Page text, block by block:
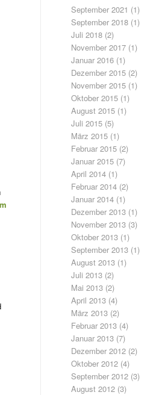
September 2021 (1)
September 2018 (1)
Juli 2018 (2)
November 2017 (1)
Januar 2016 (1)
Dezember 2015 (2)
November 2015 (1)
Oktober 2015 (1)
August 2015 (1)
Juli 2015 (5)
März 2015 (1)
Februar 2015 (2)
Januar 2015 (7)
April 2014 (1)
Februar 2014 (2)
Januar 2014 (1)
Dezember 2013 (1)
November 2013 (3)
Oktober 2013 (1)
September 2013 (1)
August 2013 (1)
Juli 2013 (2)
Mai 2013 (2)
April 2013 (4)
März 2013 (2)
Februar 2013 (4)
Januar 2013 (7)
Dezember 2012 (2)
Oktober 2012 (4)
September 2012 (3)
August 2012 (3)